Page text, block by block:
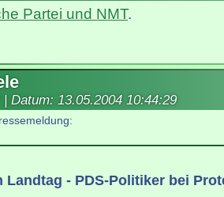
Partei und NMT.
Datum: 13.05.2004 10:44:29
Landtag - PDS-Politiker bei